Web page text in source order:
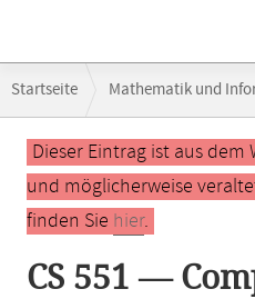
Navigation
Startseite Mathematik und
Hauptinhalt
Dieser Eintrag ist aus
und möglicherweise
finden Sie hier.
CS 551 —